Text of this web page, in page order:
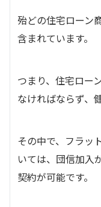
殆どの住宅ローン
含まれています。
つまり、住宅ロー
なければならず、
その中で、フラッ
いては、団信加入
契約が可能です。